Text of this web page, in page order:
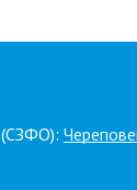
(СЗФО):